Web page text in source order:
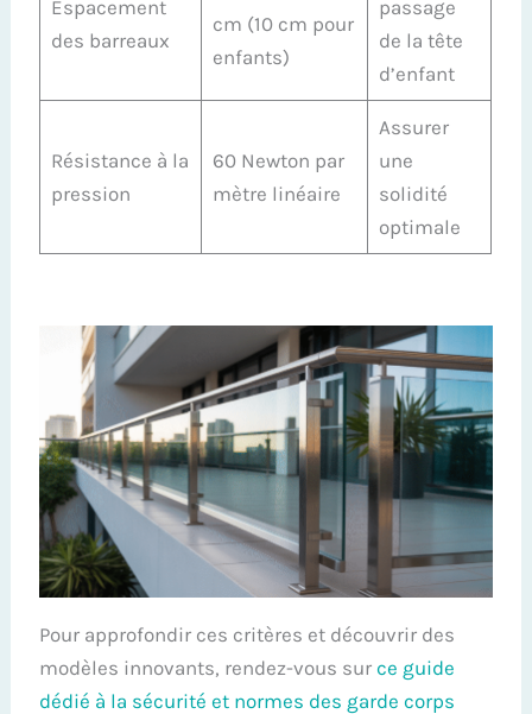
Espacement
des barreaux
cm (10 cm pour
enfants)
passage
de la tête
d’enfant
Résistance à la
pression
60 Newton par
mètre linéaire
Assurer
une
solidité
optimale
Pour approfondir ces critères et découvrir des
modèles innovants, rendez-vous surce guide
dédié à la sécurité et normes des garde corps